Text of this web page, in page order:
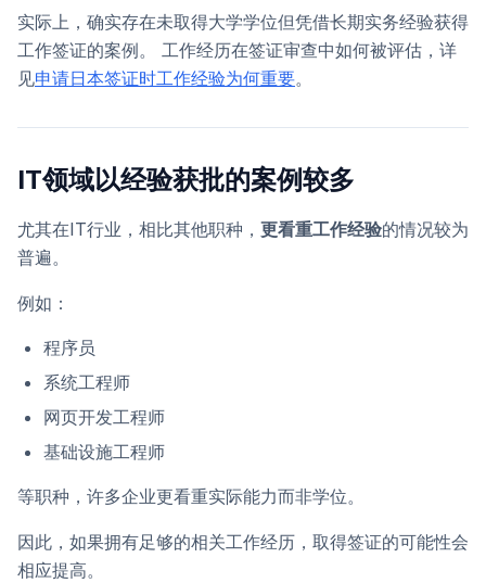
实际上，确实存在未取得大学学位但凭借长期实务经验获得
工作签证的案例。 工作经历在签证审查中如何被评估，详
见申请日本签证时工作经验为何重要。
IT领域以经验获批的案例较多
尤其在IT行业，相比其他职种， 更看重工作经验的情况较为
普遍。
例如：
程序员
系统工程师
网页开发工程师
基础设施工程师
等职种，许多企业更看重实际能力而非学位。
因此，如果拥有足够的相关工作经历，取得签证的可能性会
相应提高。